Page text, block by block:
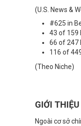
(U.S. News &
#625 in
43 of 159
66 of 247
116 of
(Theo Niche)
GIỚI
Ngoài cơ sở